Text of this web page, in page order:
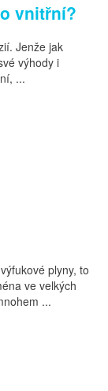
vnitřní?
Jenže jak
výhody i
...
plyny, to
ve velkých
...